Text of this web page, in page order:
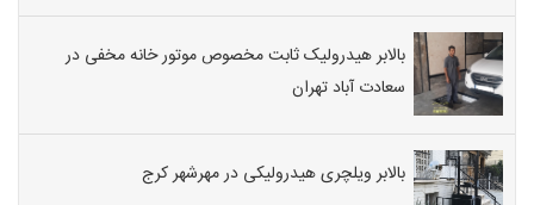
بالابر هیدرولیک ثابت مخصوص موتور خانه مخفی در
سعادت آباد تهران
بالابر ویلچری هیدرولیکی در مهرشهر کرج